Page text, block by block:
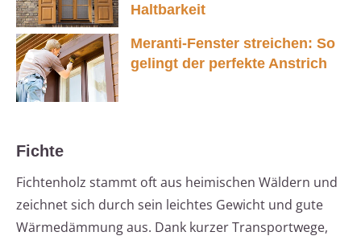
Haltbarkeit
Meranti-Fenster streichen: So
gelingt der perfekte Anstrich
Fichte
Fichtenholz stammt oft aus heimischen Wäldern und
zeichnet sich durch sein leichtes Gewicht und gute
Wärmedämmung aus. Dank kurzer Transportwege,